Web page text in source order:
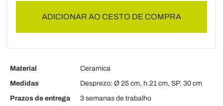
ADICIONAR AO CESTO DE COMPRA
Material
Ceramica
Medidas
Desprezo: Ø 25 cm, h.21 cm, SP. 30 cm
Prazos de entrega
3 semanas de trabalho